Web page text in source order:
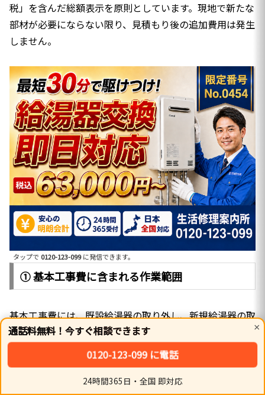
×
通話料無料！今すぐ相談できます
0120-123-099 に電話
24時間365日・全国 即対応
税」を含んだ総額表示を原則としています。現地で新たな
部材が必要にならない限り、見積もり後の追加費用は発生
しません。
タップで 0120-123-099に発信できます。
① 基本工事費に含まれる作業範囲
基本工事費には、既設給湯器の取り外し、新規給湯器の取
り付け、給水・給湯・ガス・追い焚き配管の接続、リモコ
ン（台所・浴室）の交換、試運転調整、廃材処分費が含ま
れます。標準的な設置状況であれば、これ以外の費用はか
シェア トップ